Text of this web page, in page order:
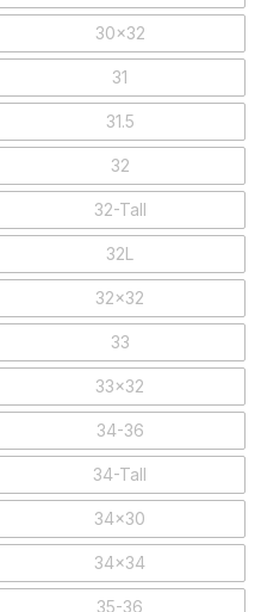
30x32
31
31.5
32
32-Tall
32L
32x32
33
33x32
34-36
34-Tall
34x30
34x34
35-36